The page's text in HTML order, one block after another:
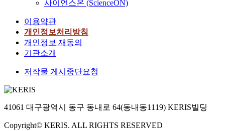
사이언스온 (ScienceON)
이용약관
개인정보처리방침
개인정보 재동의
기관소개
저작물 게시중단요청
41061 대구광역시 동구 동내로 64(동내동1119) KERIS빌딩
Copyright© KERIS. ALL RIGHTS RESERVED